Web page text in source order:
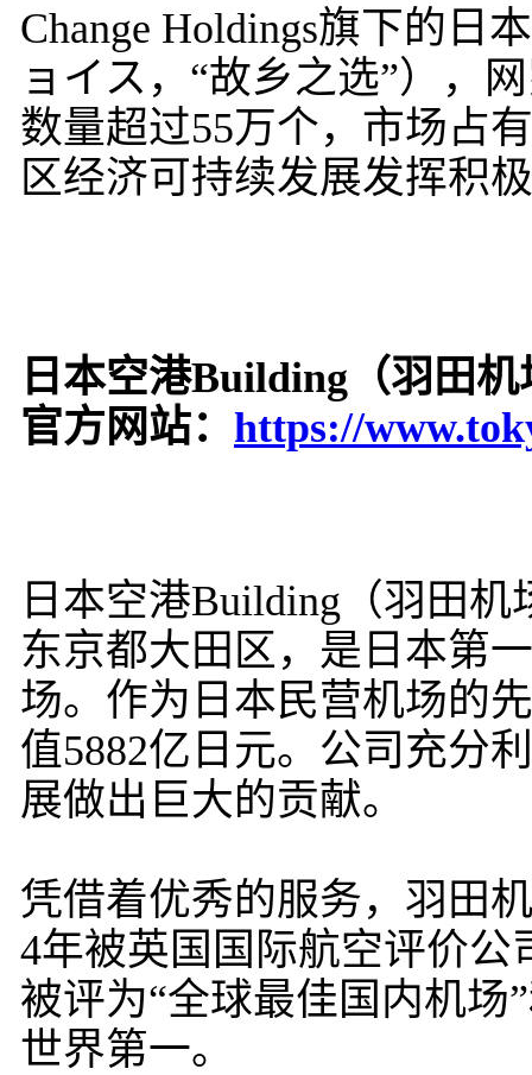
Change Holdings旗下的日
ョイス，“故乡之选”），
数量超过55万个，市场占
区经济可持续发展发挥积
日本空港Building（羽田
官方网站： https://
日本空港Building（羽田
东京都大田区，是日本第
场。作为日本民营机场的
值5882亿日元。公司充分
展做出巨大的贡献。
凭借着优秀的服务，羽田
4年被英国国际航空评价公
被评为“全球最佳国内机场
世界第一。